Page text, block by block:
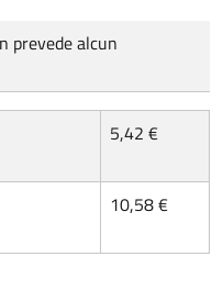
prevede alcun
5,42 €
10,58 €